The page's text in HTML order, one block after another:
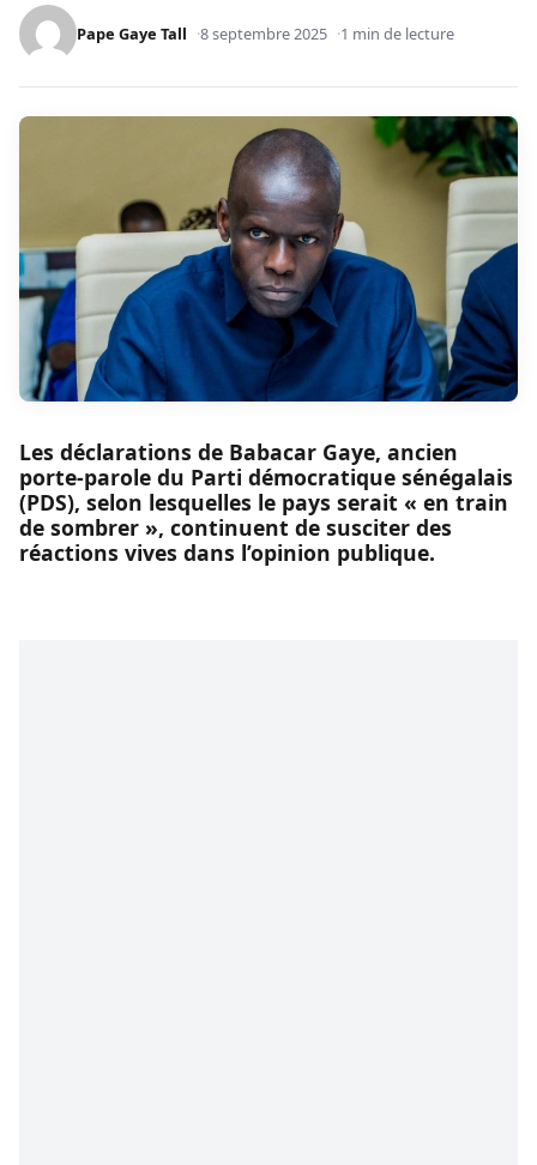
Pape Gaye Tall 8 septembre 2025 1 min de lecture
Les déclarations de Babacar Gaye, ancien
porte-parole du Parti démocratique sénégalais
(PDS), selon lesquelles le pays serait « en train
de sombrer », continuent de susciter des
réactions vives dans l’opinion publique.